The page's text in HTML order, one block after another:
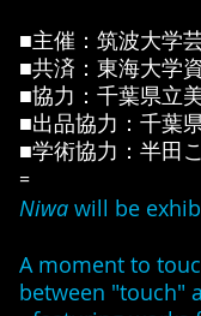
■主催：筑波大学
■共済：東海大学
■協力：千葉県立
■出品協力：千葉
■学術協力：半田
=
Niwa will be
A moment to
between "touch"